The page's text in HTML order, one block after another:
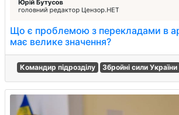
Що є проблемою з перекладами в
має велике значення?
Командир підрозділу Збройні сили України